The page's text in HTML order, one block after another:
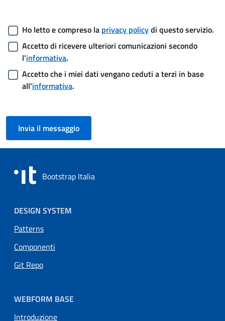
Ho letto e compreso la privacy policydi questo servizio.
Accetto di ricevere ulteriori comunicazioni secondo
l'informativa.
Accetto che i miei dati vengano ceduti a terzi in base
all'informativa.
Bootstrap Italia
Menu piè di pagina
DESIGN SYSTEM
Patterns
Componenti
Git Repo
WEBFORM BASE
Introduzione